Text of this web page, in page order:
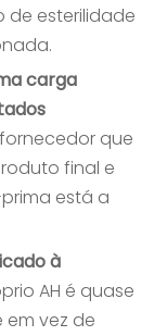
de esterilidade
carga
que
final e
está a
à
AH é quase
vez de